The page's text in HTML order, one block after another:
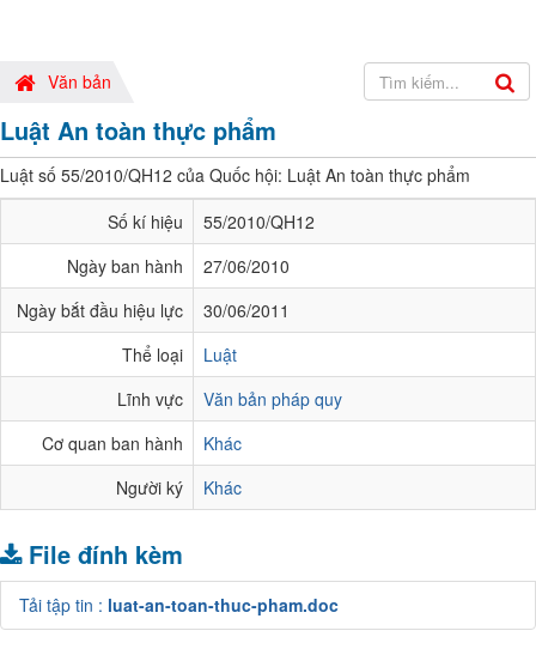
Văn bản
Luật An toàn thực phẩm
Luật số 55/2010/QH12 của Quốc hội: Luật An toàn thực phẩm
Số kí hiệu
55/2010/QH12
Ngày ban hành
27/06/2010
Ngày bắt đầu hiệu lực
30/06/2011
Thể loại
Luật
Lĩnh vực
Văn bản pháp quy
Cơ quan ban hành
Khác
Người ký
Khác
File đính kèm
Tải tập tin : luat-an-toan-thuc-pham.doc